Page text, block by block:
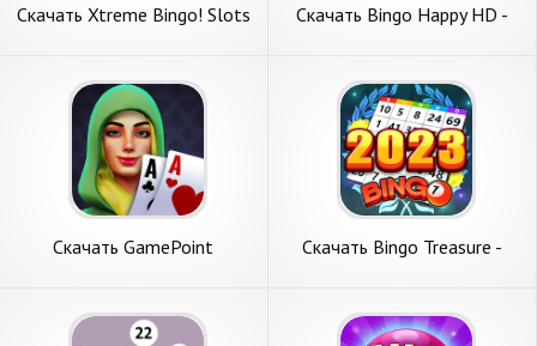
Скачать Xtreme Bingo! Slots
на Андроид
Скачать Bingo Happy HD -
Скачать GamePoint
Скачать Bingo Treasure -
Андроид